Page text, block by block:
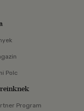
Polc
Program